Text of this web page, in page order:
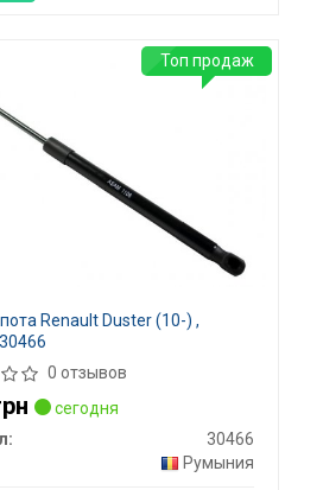
Renault Duster (10-) ,
0 отзывов
сегодня
30466
Румыния
Топ продаж